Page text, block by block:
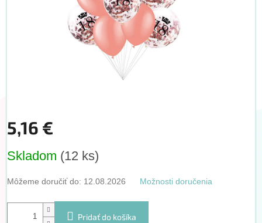
5,16 €
cena:
Skladom (12 ks)
Môžeme doručiť do: 12.08.2026 Možnosti doručenia
Pridať do košíka